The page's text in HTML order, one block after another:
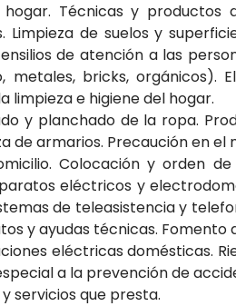
Técnicas y productos
de suelos y
de atención a las
bricks, orgánicos).
limpieza e higiene del hogar.
y planchado de la ropa.
de armarios. Precaución en
Colocación y orden
eléctricos y
de teleasistencia y
y ayudas técnicas.
eléctricas domésticas.
a la prevención de
servicios que presta.